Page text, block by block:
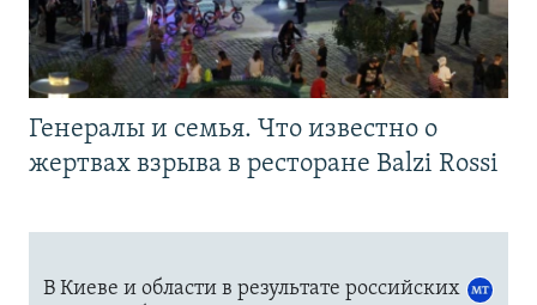
Генералы и семья. Что известно о
жертвах взрыва в ресторане Balzi Rossi